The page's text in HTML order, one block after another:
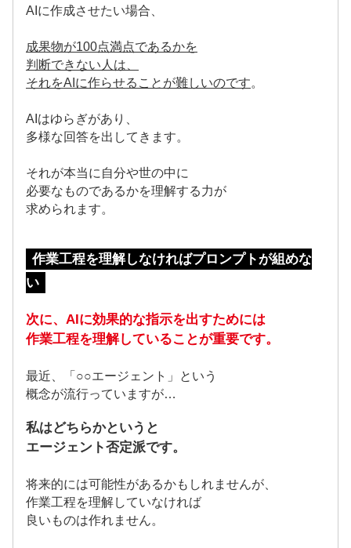
AIに作成させたい場合、
成果物が100点満点であるかを
判断できない人は、
それをAIに作らせることが難しいのです。
AIはゆらぎがあり、
多様な回答を出してきます。
それが本当に自分や世の中に
必要なものであるかを理解する力が
求められます。
作業工程を理解しなければプロンプトが組めな
い
次に、AIに効果的な指示を出すためには
作業工程を理解していることが重要です。
最近、「○○エージェント」という
概念が流行っていますが…
私はどちらかというと
エージェント否定派です。
将来的には可能性があるかもしれませんが、
作業工程を理解していなければ
良いものは作れません。